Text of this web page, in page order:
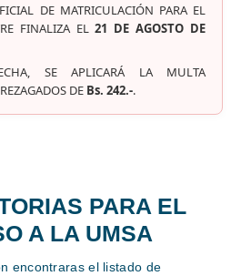
DE MATRICULACIÓN PARA EL
FINALIZA EL21 DE AGOSTO DE
SE APLICARÁ LA MULTA
DE Bs. 242.-.
PARA EL
A LA UMSA
encontraras el listado de